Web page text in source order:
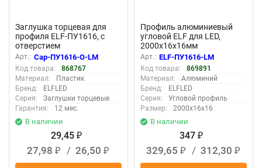
Заглушка торцевая для
профиля ELF-ПУ1616, с
отверстием
Арт.: Cap-ПУ1616-О-LM
Код товара:
868767
Материал:
Пластик
Бренд:
ELFLED
Серия:
Заглушки торцевые
Гарантия:
12 мес.
В наличии
29,45 ₽
27,98 ₽ / 26,50 ₽
Профиль алюминиевый
угловой ELF для LED,
2000х16х16мм
Арт.: ELF-ПУ1616-LM
Код товара:
869891
Материал:
Алюминий
Бренд:
ELFLED
Серия:
Угловой профиль
Размер:
2000х16х16
В наличии
347 ₽
329,65 ₽ / 312,30 ₽